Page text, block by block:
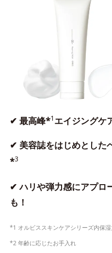
✔ 最高峰*1 エイジングケ
✔ 美容誌をはじめとした
*3
✔ ハリや弾力感にアプロ
も！
*1 オルビススキンケアシリーズ内保湿
*2 年齢に応じたお手入れ